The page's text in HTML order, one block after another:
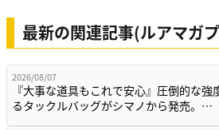
最新の関連記事(ルアマガ
2026/08/07
『大事な道具もこれで安心』圧倒的な強
るタックルバッグがシマノから発売。…